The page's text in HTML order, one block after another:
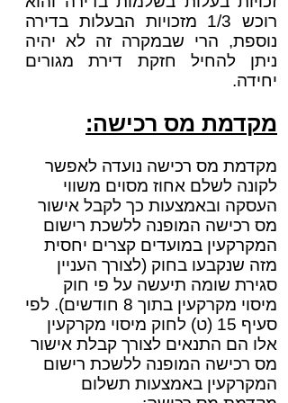
רוכש 1/3 מזכויות הבעלות בדירה
נוספת, הרי שבמקרה זה לא יהיה
ניתן להחיל חזקת דירת מגורים
יחידה.
מקדמת מס רכישה:
מקדמת מס רכישה נועדה לאפשר
לקונה לשלם אחוז מסוים משווי
העסקה ובאמצעות כך לקבל אישור
מס רכישה המופנה ללשכת רישום
המקרקעין במועדים קצרים יחסית
מזה שנקבעו בחוק (לצורך העניין
סגירת שומה תיעשה על פי חוק
מיסוי מקרקעין בתוך 8 חודשים)
​. לפי
סעיף 15 (ט) לחוק מיסוי מקרקעין
אלו הם התנאים לצורך קבלת אישור
מס רכישה המופנה ללשכת רישום
המקרקעין באמצעות תשלום